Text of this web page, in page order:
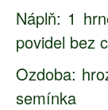
Náplň: 1
povidel bez
Ozdoba:
semínka